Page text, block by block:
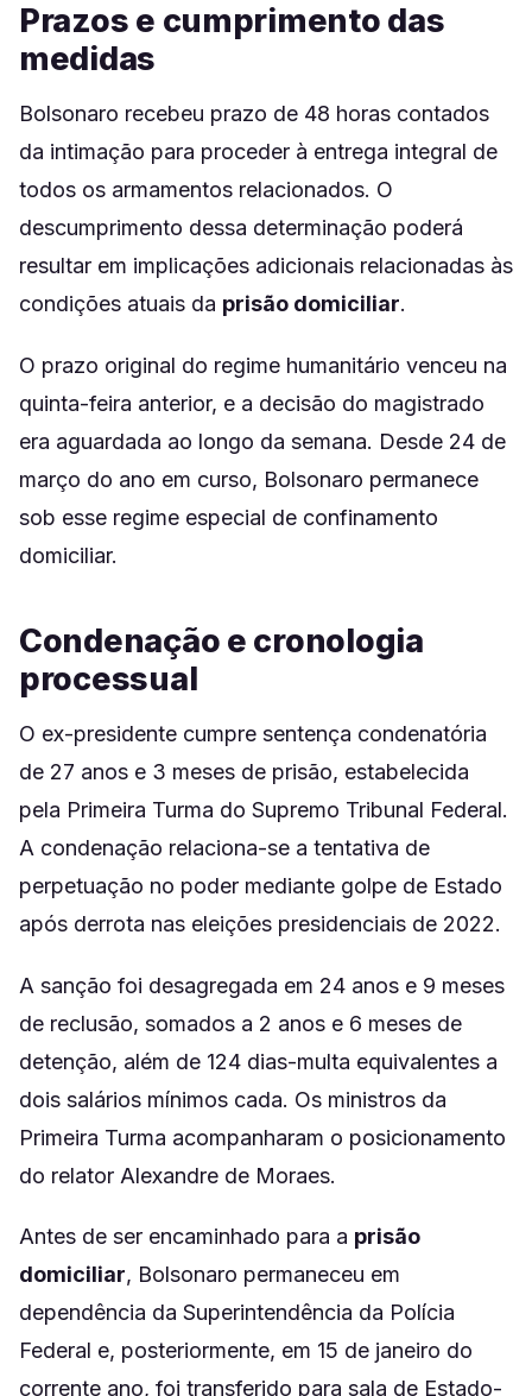
Prazos e cumprimento das
medidas
Bolsonaro recebeu prazo de 48 horas contados
da intimação para proceder à entrega integral de
todos os armamentos relacionados. O
descumprimento dessa determinação poderá
resultar em implicações adicionais relacionadas às
condições atuais da prisão domiciliar.
O prazo original do regime humanitário venceu na
quinta-feira anterior, e a decisão do magistrado
era aguardada ao longo da semana. Desde 24 de
março do ano em curso, Bolsonaro permanece
sob esse regime especial de confinamento
domiciliar.
Condenação e cronologia
processual
O ex-presidente cumpre sentença condenatória
de 27 anos e 3 meses de prisão, estabelecida
pela Primeira Turma do Supremo Tribunal Federal.
A condenação relaciona-se a tentativa de
perpetuação no poder mediante golpe de Estado
após derrota nas eleições presidenciais de 2022.
A sanção foi desagregada em 24 anos e 9 meses
de reclusão, somados a 2 anos e 6 meses de
detenção, além de 124 dias-multa equivalentes a
dois salários mínimos cada. Os ministros da
Primeira Turma acompanharam o posicionamento
do relator Alexandre de Moraes.
Antes de ser encaminhado para a prisão
domiciliar, Bolsonaro permaneceu em
dependência da Superintendência da Polícia
Federal e, posteriormente, em 15 de janeiro do
corrente ano, foi transferido para sala de Estado-